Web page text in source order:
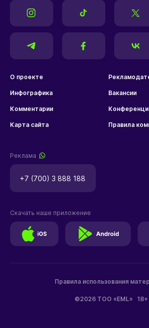
О проекте
Инфографика Вакансии
Комментарии
Карта сайта Правила
Реклама
+7 (700) 3 888 188
©2026 ТОО «EML» 18+
Правила использования
Скачать наше приложение